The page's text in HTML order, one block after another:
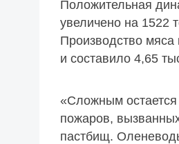
Положительная
увеличено на 1522
Производство
и составило 4,65
«Сложным остается
пожаров,
пастбищ.